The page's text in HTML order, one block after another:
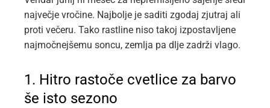
največje vročine. Najbolje je saditi zgodaj zjutraj ali
proti večeru. Tako rastline niso takoj izpostavljene
najmočnejšemu soncu, zemlja pa dlje zadrži vlago.
1. Hitro rastoče cvetlice za barvo
še isto sezono